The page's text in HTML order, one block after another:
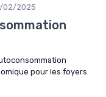
02/2025
pour les foyers.